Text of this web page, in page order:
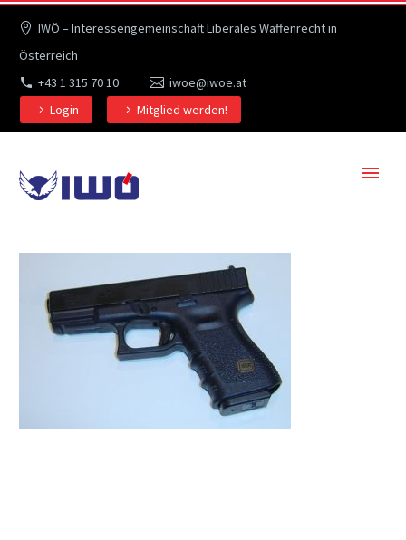
IWÖ – Interessengemeinschaft Liberales Waffenrecht in
Österreich
+43 1 315 70 10
iwoe@iwoe.at
Login
Mitglied werden!